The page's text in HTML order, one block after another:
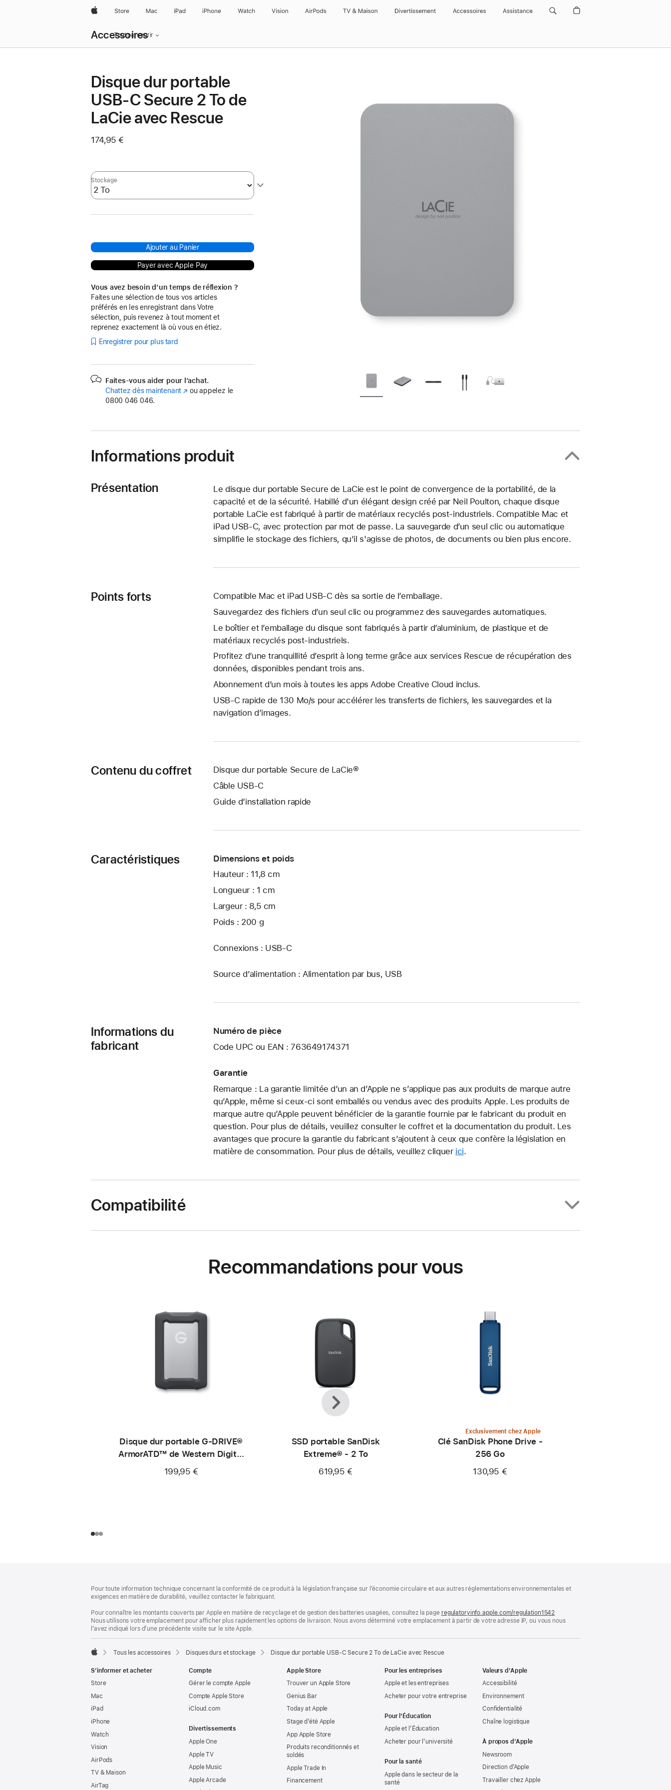
AppleStore Mac iPad iPhone Watch Vision AirPods TV & Maison Divertissements Accessoires Assistance
Accessoires
locale
Ouvrir
Tout parcourir
Disque dur portable
USB-C Secure 2 To de
LaCie avec Rescue
174,95 €
Stockage
Ajouter au Panier
Payer avec Apple Pay
Vous avez besoin d’un temps de réflexion ?
Faites une sélection de tous vos articles
préférés en les enregistrant dans Votre
sélection, puis revenez à tout moment et
reprenez exactement là où vous en étiez.
Enregistrer pour plus tard
Faites-vous aider pour l’achat.
Chattez dès maintenant (s’ouvre
fenêtre)
ou appelez le
0800 046 046.
Informations produit
Présentation
Le disque dur portable Secure de LaCie est le point de convergence de la portabilité, de la
capacité et de la sécurité. Habillé d'un élégant design créé par Neil Poulton, chaque disque
portable LaCie est fabriqué à partir de matériaux recyclés post-industriels. Compatible Mac et
iPad USB-C, avec protection par mot de passe. La sauvegarde d’un seul clic ou automatique
simplifie le stockage des fichiers, qu’il s'agisse de photos, de documents ou bien plus encore.
Points forts
Compatible Mac et iPad USB-C dès sa sortie de l’emballage.
Sauvegardez des fichiers d’un seul clic ou programmez des sauvegardes automatiques.
Le boîtier et l’emballage du disque sont fabriqués à partir d’aluminium, de plastique et de
matériaux recyclés post-industriels.
Profitez d’une tranquillité d’esprit à long terme grâce aux services Rescue de récupération des
données, disponibles pendant trois ans.
Abonnement d’un mois à toutes les apps Adobe Creative Cloud inclus.
USB-C rapide de 130 Mo/s pour accélérer les transferts de fichiers, les sauvegardes et la
navigation d’images.
Contenu du coffret
Disque dur portable Secure de LaCie®
Câble USB-C
Guide d’installation rapide
Caractéristiques
Dimensions et poids
Hauteur : 11,8 cm
Longueur : 1 cm
Largeur : 8,5 cm
Poids : 200 g
Connexions : USB‑C
Source d’alimentation : Alimentation par bus, USB
Informations du
fabricant
Numéro de pièce
Code UPC ou EAN : 763649174371
Garantie
Remarque : La garantie limitée d’un an d’Apple ne s’applique pas aux produits de marque autre
qu’Apple, même si ceux-ci sont emballés ou vendus avec des produits Apple. Les produits de
marque autre qu’Apple peuvent bénéficier de la garantie fournie par le fabricant du produit en
question. Pour plus de détails, veuillez consulter le coffret et la documentation du produit. Les
avantages que procure la garantie du fabricant s’ajoutent à ceux que confère la législation en
matière de consommation. Pour plus de détails, veuillez cliquer ici.
Compatibilité
Recommandations pour vous
Disque dur portable G‑DRIVE®
ArmorATD™ de Western Digital
– 1 To
199,95 €
SSD portable SanDisk
Extreme® - 2 To
619,95 €
Exclusivement chez Apple
Clé SanDisk Phone Drive -
256 Go
130,95 €
Précédent
Suivant
de
page
bas
page
Pour toute information technique concernant la conformité de ce produit à la législation française sur l’économie circulaire et aux autres réglementations environnementales et
exigences en matière de durabilité, veuillez contacter le fabriquant.
Pour connaître les montants couverts par Apple en matière de recyclage et de gestion des batteries usagées, consultez la page regulatoryinfo.apple.com/regulation1542
dans
Nous utilisons votre emplacement pour afficher plus rapidement les options de livraison. Nous avons déterminé votre emplacement à partir de votre adresse IP, ou vous nous
l’avez indiqué lors d’une précédente visite sur le site Apple.
Tous les accessoires Disques durs et stockage Disque dur portable USB-C Secure 2 To de LaCie avec Rescue
S’informer et acheter
Store
Mac
iPad
iPhone
Watch
Vision
AirPods
TV & Maison
AirTag
Compte
Gérer le compte Apple
Compte Apple Store
iCloud.com
Divertissements
Apple One
Apple TV
Apple Music
Apple Arcade
Apple Store
Trouver un Apple Store
Genius Bar
Today at Apple
Stage d’été Apple
App Apple Store
Produits reconditionnés et
soldés
Apple Trade In
Financement
Pour les entreprises
Apple et les entreprises
Acheter pour votre entreprise
Pour l’Éducation
Apple et l’Éducation
Acheter pour l’université
Pour la santé
Apple dans le secteur de la
santé
Valeurs d’Apple
Accessibilité
Environnement
Confidentialité
Chaîne logistique
À propos d’Apple
Newsroom
Direction d’Apple
Travailler chez Apple